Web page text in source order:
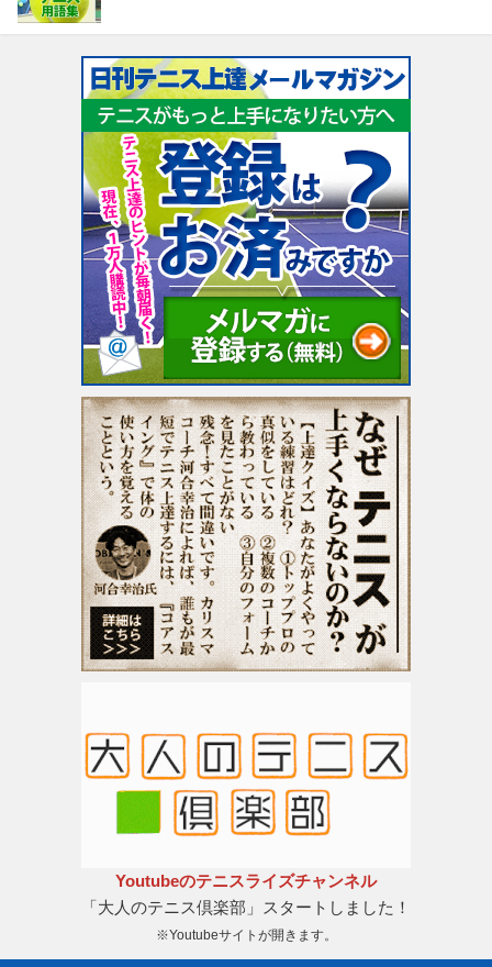
Youtubeのテニスライズチャンネル
「大人のテニス倶楽部」スタートしました！
※Youtubeサイトが開きます。